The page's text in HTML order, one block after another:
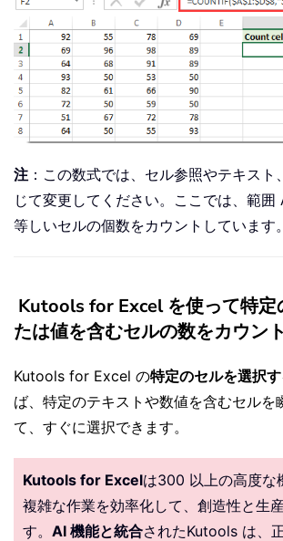
注 ：この数式では、セル参照やテキス
じて変更してください。ここでは、範囲
等しいセルの個数をカウントしています。
Kutools for Excel を使って特定
たは値を含むセルの数をカウン
Kutools for Excel の特定のセルを選択
ば、特定のテキストや数値を含むセルを
て、すぐに選択できます。
Kutools for Excelは300 以上の高度な
複雑な作業を効率化して、創造性と生
す。 AI 機能と統合されたKutools は、